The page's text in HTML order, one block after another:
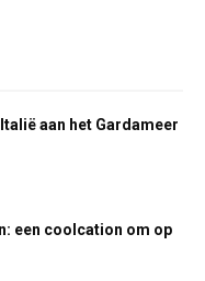
aan het Gardameer
een coolcation om op